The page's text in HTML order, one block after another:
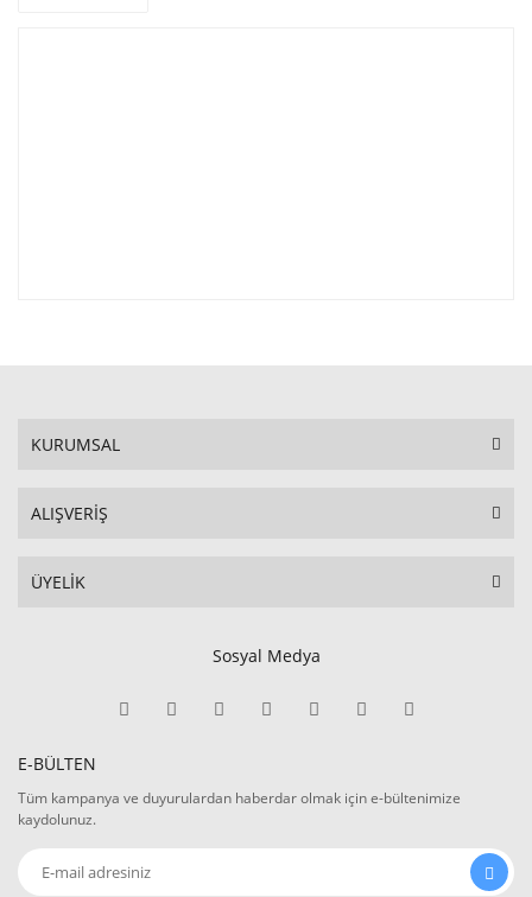
KURUMSAL
ALIŞVERİŞ
ÜYELİK
Sosyal Medya
E-BÜLTEN
Tüm kampanya ve duyurulardan haberdar olmak için e-bültenimize
kaydolunuz.